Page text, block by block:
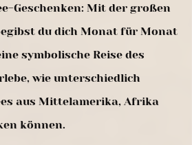
Geschenken: Mit der großen
du dich Monat für Monat
symbolische Reise des
wie unterschiedlich
aus Mittelamerika, Afrika
können.